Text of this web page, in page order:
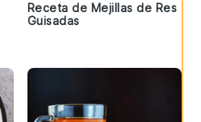
Receta de Mejillas de Res
Guisadas